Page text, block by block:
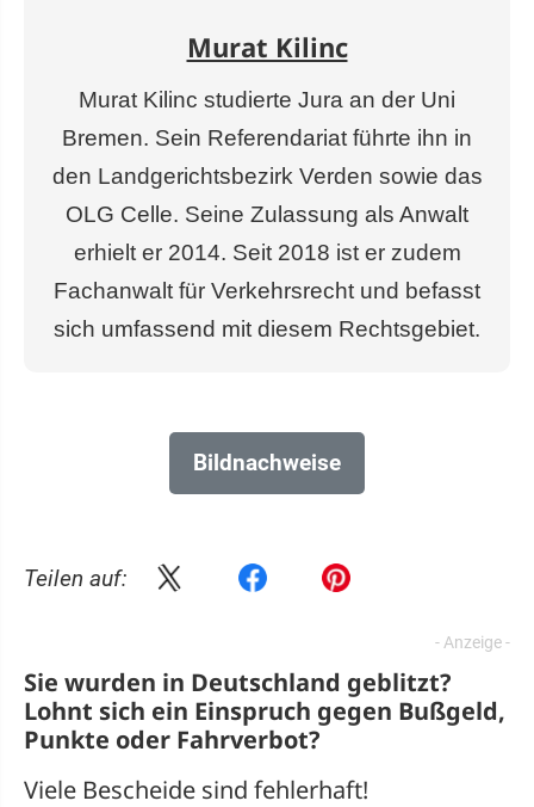
Murat Kilinc
Murat Kilinc studierte Jura an der Uni
Bremen. Sein Referendariat führte ihn in
den Landgerichtsbezirk Verden sowie das
OLG Celle. Seine Zulassung als Anwalt
erhielt er 2014. Seit 2018 ist er zudem
Fachanwalt für Verkehrsrecht und befasst
sich umfassend mit diesem Rechtsgebiet.
Bildnachweise
Teilen auf:
Sie wurden in Deutschland geblitzt?
Lohnt sich ein Einspruch gegen Bußgeld,
Punkte oder Fahrverbot?
Viele Bescheide sind fehlerhaft!